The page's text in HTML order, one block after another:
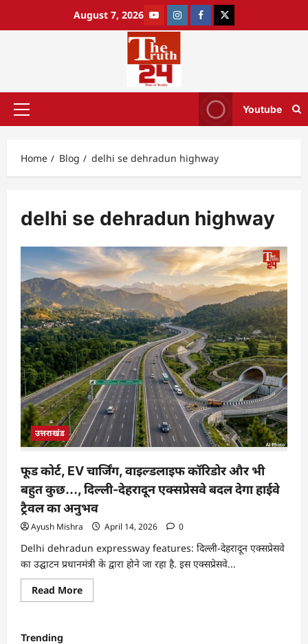
August 7, 2026
Youtube
Home Blog delhi se dehradun highway
delhi se dehradun highway
उत्तराखंड
फूड कोर्ट, EV चार्जिंग, वाइल्डलाइफ कॉरिडोर और भी
बहुत कुछ…, दिल्ली-देहरादून एक्सप्रेसवे बदल देगा हाईवे
ट्रैवल का अनुभव
Ayush Mishra April 14, 2026 0
Delhi dehradun expressway features: दिल्ली-देहरादून एक्सप्रेसवे
का उद्घाटन प्रधानमंत्री के द्वारा होने जा रहा है. इस एक्सप्रेसवे...
Read More
Trending